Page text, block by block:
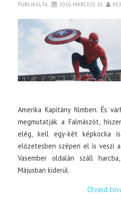
PUBLIKÁLTA 2016. MÁRCIUS 10.
Amerika Kapitány filmben. És
megmutatják a Falmászót,
elég, kell egy-két képkocka
előzetesben szépen el is veszi
Vasember oldalán száll
Májusban kiderül.
Olvasd